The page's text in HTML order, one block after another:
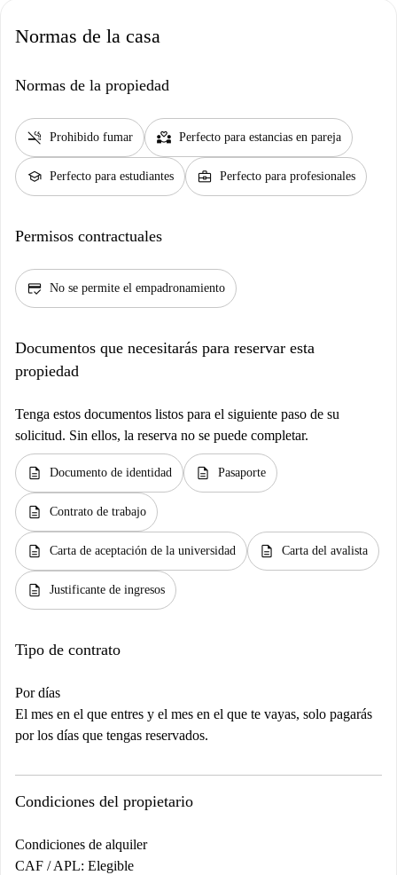
Normas de la casa
Normas de la propiedad
smoke_free Prohibido fumar partner_heart Perfecto para estancias en pareja
school Perfecto para estudiantes business_center Perfecto para profesionales
Permisos contractuales
credit_score No se permite el empadronamiento
Documentos que necesitarás para reservar esta
propiedad
Tenga estos documentos listos para el siguiente paso de su
solicitud. Sin ellos, la reserva no se puede completar.
description Documento de identidad description Pasaporte
description Contrato de trabajo
description Carta de aceptación de la universidad description Carta del avalista
description Justificante de ingresos
Tipo de contrato
Por días
El mes en el que entres y el mes en el que te vayas, solo pagarás
por los días que tengas reservados.
Condiciones del propietario
Condiciones de alquiler
CAF / APL: Elegible